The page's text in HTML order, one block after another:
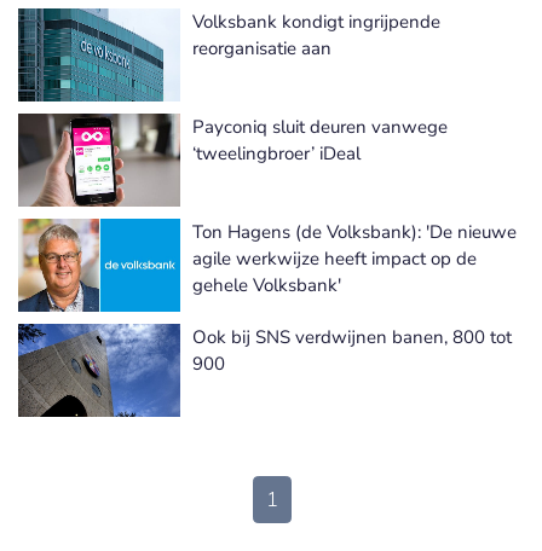
Volksbank kondigt ingrijpende
reorganisatie aan
Payconiq sluit deuren vanwege
‘tweelingbroer’ iDeal
Ton Hagens (de Volksbank): 'De nieuwe
agile werkwijze heeft impact op de
gehele Volksbank'
Ook bij SNS verdwijnen banen, 800 tot
900
1